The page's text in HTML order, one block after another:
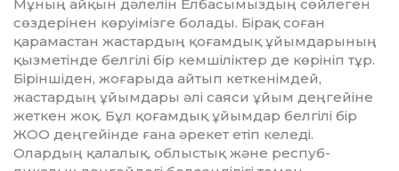
Мұның ай­қын дәлелін Елбасымыздың сөй­ле­­ген
сөздерінен көруімізге бо­ла­ды. Бірақ соған
қарамастан жас­­­тар­дың қоғамдық ұйымдары­ның
қызметінде белгілі бір кем­шіліктер де көрініп тұр.
Біріншіден, жоғарыда айтып кет­кенімдей,
жастардың ұйым­дары әлі саяси ұйым деңгейіне
жет­кен жоқ. Бұл қоғамдық ұйым­дар бел­гілі бір
ЖОО деңгейінде ғана әре­кет етіп келеді.
Олардың қалалық, об­лыстық және респуб­